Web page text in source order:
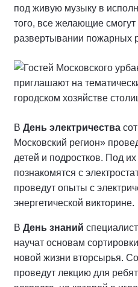
под живую музыку в
того, все желающие смогут
развертывании пожарных
В День электричества
Московский регион»
детей и подростков. Под
познакомятся с
проведут опыты с
энергетической викторине.
В День знаний
научат основам
новой жизни вторсырья.
проведут лекцию для